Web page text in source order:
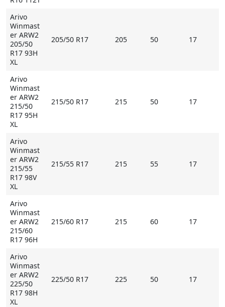
Arivo
Winmast
er ARW2
205/50
R17 93H
XL
205/50 R17 205 50 17
Arivo
Winmast
er ARW2
215/50
R17 95H
XL
215/50 R17 215 50 17
Arivo
Winmast
er ARW2
215/55
R17 98V
XL
215/55 R17 215 55 17
Arivo
Winmast
er ARW2
215/60
R17 96H
215/60 R17 215 60 17
Arivo
Winmast
er ARW2
225/50
R17 98H
XL
225/50 R17 225 50 17